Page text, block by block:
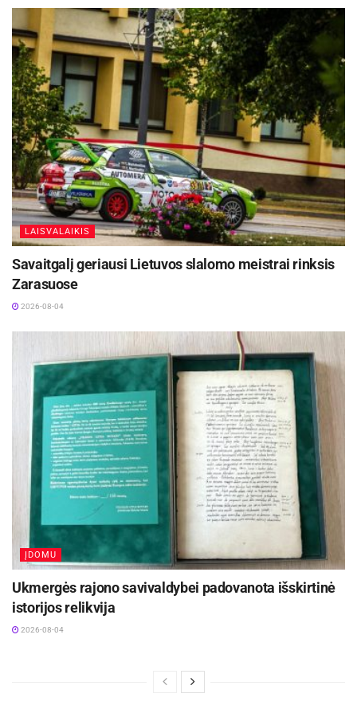
LAISVALAIKIS
Savaitgalį geriausi Lietuvos slalomo meistrai rinksis
Zarasuose
2026-08-04
ĮDOMU
Ukmergės rajono savivaldybei padovanota išskirtinė
istorijos relikvija
2026-08-04